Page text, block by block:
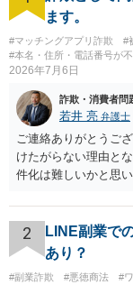
ます。
#マッチングアプリ詐欺 #
#本名・住所・電話番号が
2026年7月6日
詐欺・消費者問
若井 亮 弁護士
ご連絡ありがとうご
けたがらない理由と
件化は難しいかと思
2
LINE副業で
あり？
#副業詐欺 #悪徳商法 #